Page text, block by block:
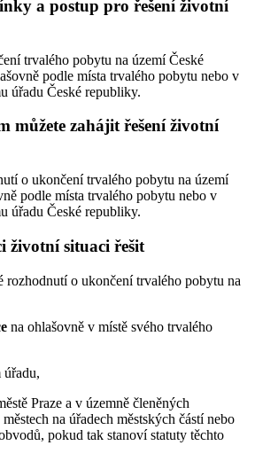
a postup pro řešení životní
trvalého pobytu na území České
podle místa trvalého pobytu nebo v
úřadu České republiky.
můžete zahájit řešení životní
o ukončení trvalého pobytu na území
podle místa trvalého pobytu nebo v
úřadu České republiky.
životní situaci řešit
rozhodnutí o ukončení trvalého pobytu na
na ohlašovně v místě svého trvalého
úřadu,
Praze a v územně členěných
na úřadech městských částí nebo
pokud tak stanoví statuty těchto